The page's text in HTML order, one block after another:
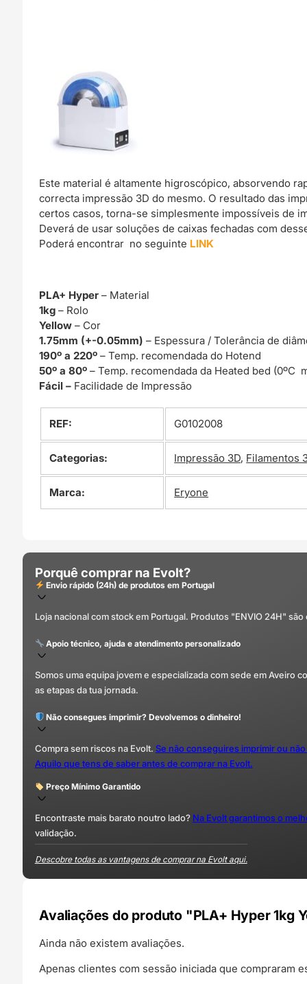
Este material é altamente higroscópico, absorvendo
correcta impressão 3D do mesmo. O resultado das
certos casos, torna-se simplesmente impossíveis de
Deverá de usar soluções de caixas fechadas com
Poderá encontrar no seguinte LINK
PLA+ Hyper– Material
1kg – Rolo
Yellow– Cor
1.75mm (+-0.05mm)– Espessura / Tolerância de
190º a 220º– Temp. recomendada do Hotend
50º a 80º– Temp. recomendada da Heated bed (0ºC
Fácil – Facilidade de Impressão
REF: G0102008
Categorias: Impressão 3D, Filamentos
Marca: Eryone
Porquê comprar na Evolt?
Envio rápido (24h) de produtos em Portugal
Loja nacional com stock em Portugal. Produtos "ENVIO 24H"
Apoio técnico, ajuda e atendimento personalizado
Somos uma equipa jovem e especializada com sede em Aveiro
as etapas da tua jornada.
Não consegues imprimir? Devolvemos o dinheiro!
Compra sem riscos na Evolt. Se não conseguires imprimir ou
Aquilo que tens de saber antes de comprar na Evolt.
Preço Mínimo Garantido
Encontraste mais barato noutro lado? Na Evolt garantimos o
validação.
Descobre todas as vantagens de comprar na Evolt aqui.
Avaliações do produto "PLA+ Hyper 1kg
Ainda não existem avaliações.
Apenas clientes com sessão iniciada que compraram